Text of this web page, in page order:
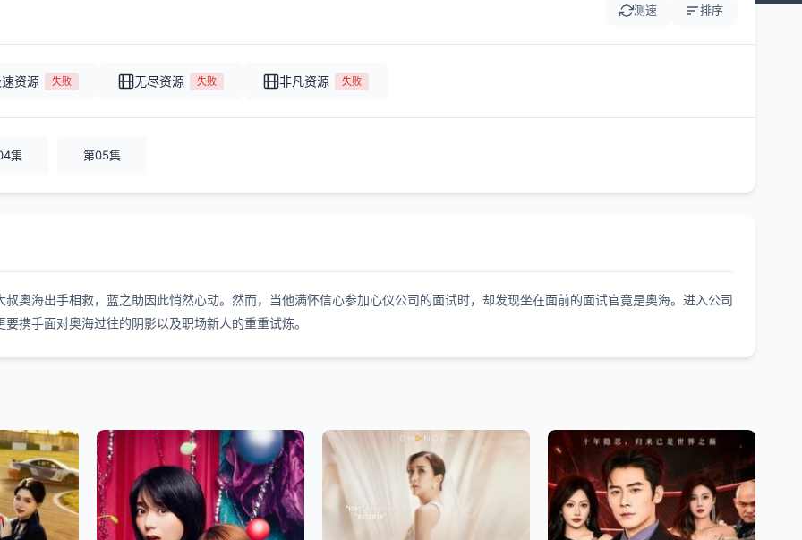
测速 排序
资源 失败 无尽资源 失败 非凡资源 失败
集 第05集
奥海出手相救，蓝之助因此悄然心动。然而，当他满怀信心参加心仪公司的面试时，却发现坐在面前的面试官竟是奥海。进入公司
携手面对奥海过往的阴影以及职场新人的重重试炼。